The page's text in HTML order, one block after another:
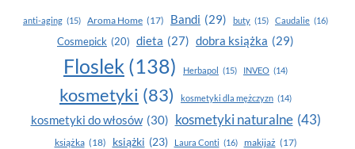
I PAZNOKCI
PRZYJAZNA
DLA
MIKROBIOMU
anti-aging (15) Aroma Home (17) Bandi (29) buty (15) Caudalie (16)
Cosmepick (20) dieta (27) dobra książka (29)
Floslek (138) Herbapol (15) INVEO (14)
kosmetyki (83) kosmetyki dla mężczyzn (14)
kosmetyki do włosów (30) kosmetyki naturalne (43)
książka (18) książki (23) Laura Conti (16) makijaż (17)